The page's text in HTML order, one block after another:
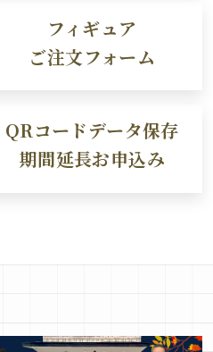
フィギュア
ご注文フォーム
QRコードデータ保存
期間延長お申込み